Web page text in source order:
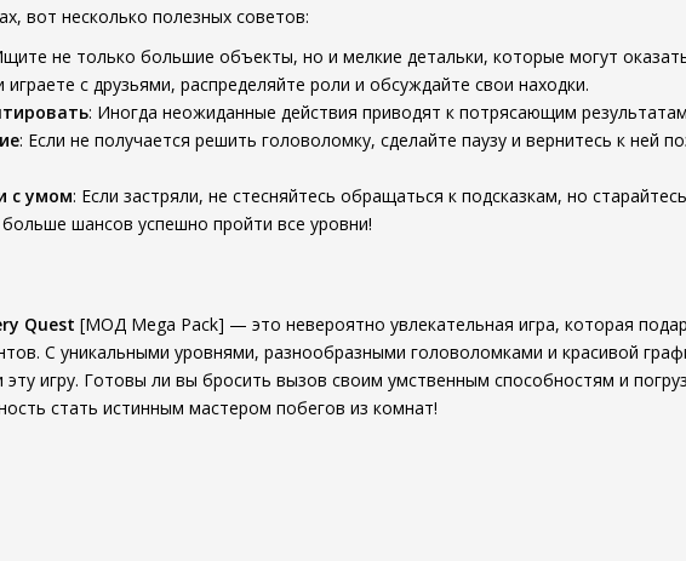
вот несколько полезных советов:
не только большие объекты, но и мелкие детальки, которые могут
играете с друзьями, распределяйте роли и обсуждайте свои находки.
: Иногда неожиданные действия приводят к потрясающим
: Если не получается решить головоломку, сделайте паузу и вернитесь к ней
с умом: Если застряли, не стесняйтесь обращаться к подсказкам, но
шансов успешно пройти все уровни!
Quest [МОД Mega Pack] — это невероятно увлекательная игра, которая
С уникальными уровнями, разнообразными головоломками и красивой
игру. Готовы ли вы бросить вызов своим умственным способностям и
стать истинным мастером побегов из комнат!